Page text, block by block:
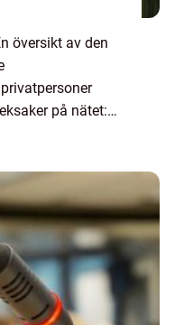
översikt av den
på nätet: